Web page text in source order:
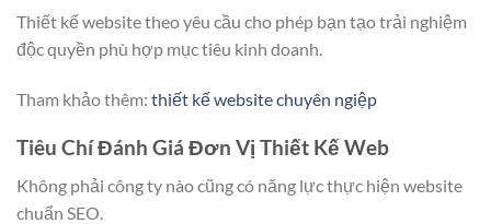
Thiết kế website theo yêu cầu cho phép bạn tạo trải nghiệm
độc quyền phù hợp mục tiêu kinh doanh.
Tham khảo thêm: thiết kế website chuyên ngiệp
Tiêu Chí Đánh Giá Đơn Vị Thiết Kế Web
Không phải công ty nào cũng có năng lực thực hiện website
chuẩn SEO.